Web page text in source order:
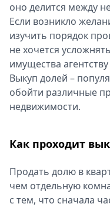
релизы
О
Metro
Стримы
Звезды
Выборы
2026
Metro
оно делится между
Если возникло
изучить порядок
не хочется
имущества
Выкуп долей –
обойти различные
недвижимости.
Как проходит
Продать долю в
чем отдельную
с тем, что сначала